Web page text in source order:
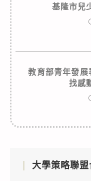
基隆市兒
教育部青年發
找感
大學策略聯盟